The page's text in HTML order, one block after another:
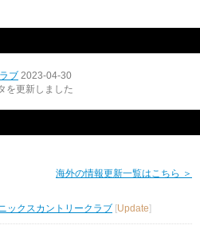
ブ 2023-04-30
を更新しました
海外の情報更新一覧はこちら ＞
ックスカントリークラブ
Update